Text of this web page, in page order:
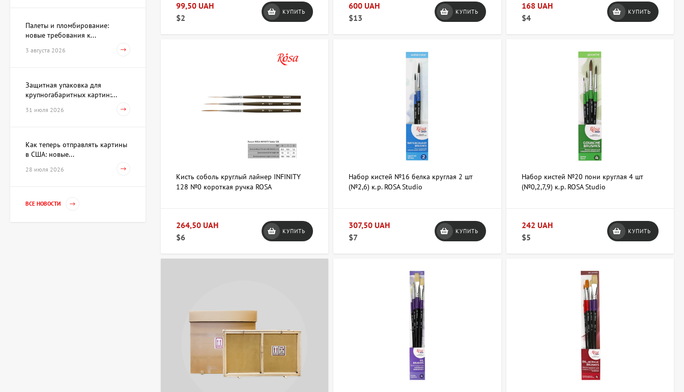
99,50 UAH
$2
КУПИТЬ
600 UAH
$13
КУПИТЬ
168 UAH
$4
КУПИТЬ
Кисть соболь круглый лайнер INFINITY
128 №0 короткая ручка ROSA
264,50 UAH
$6
КУПИТЬ
Набор кистей №16 белка круглая 2 шт
(№2,6) к.р. ROSA Studio
307,50 UAH
$7
КУПИТЬ
Набор кистей №20 пони круглая 4 шт
(№0,2,7,9) к.р. ROSA Studio
242 UAH
$5
КУПИТЬ
Скульптура Поиск себя,
Акварель Заговор Амура и
Венеры, художник Павлов
Палеты и пломбирование:
новые требования к...
3 августа 2026
Защитная упаковка для
крупногабаритных картин:...
31 июля 2026
Как теперь отправлять картины
в США: новые...
28 июля 2026
ВСЕ НОВОСТИ